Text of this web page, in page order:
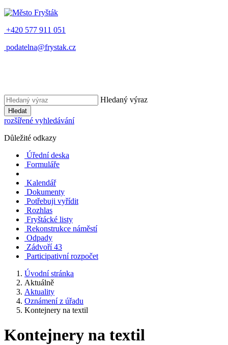
+420 577 911 051
podatelna@frystak.cz
Hledaný výraz
Hledat
rozšířené vyhledávání
Důležité odkazy
Úřední deska
Formuláře
Kalendář
Dokumenty
Potřebuji vyřídit
Rozhlas
Fryštácké listy
Rekonstrukce náměstí
Odpady
Zádvoří 43
Participativní rozpočet
Úvodní stránka
Aktuálně
Aktuality
Oznámení z úřadu
Kontejnery na textil
Kontejnery na textil